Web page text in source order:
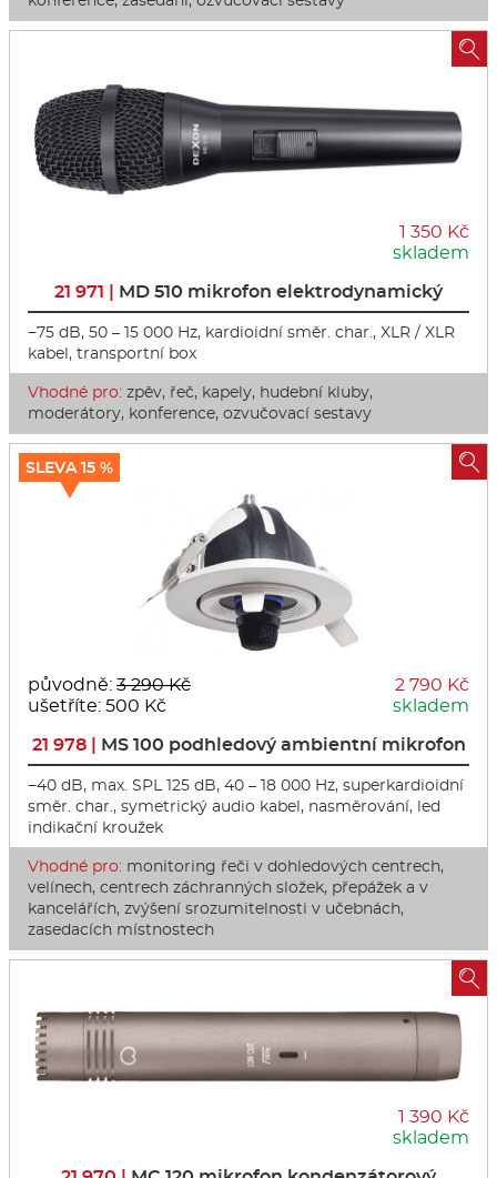
1 350 Kč
skladem
21 971 | MD 510 mikrofon elektrodynamický
−75 dB, 50 – 15 000 Hz, kardioidní směr. char., XLR / XLR
kabel, transportní box
Vhodné pro: zpěv, řeč, kapely, hudební kluby,
moderátory, konference, ozvučovací sestavy

původně: 3 290 Kč
ušetříte: 500 Kč
2 790 Kč
skladem
21 978 | MS 100 podhledový ambientní mikrofon
−40 dB, max. SPL 125 dB, 40 – 18 000 Hz, superkardioidní
směr. char., symetrický audio kabel, nasměrování, led
indikační kroužek
Vhodné pro: monitoring řeči v dohledových centrech,
velínech, centrech záchranných složek, přepážek a v
kancelářích, zvýšení srozumitelnosti v učebnách,
zasedacích místnostech
SLEVA 15 % 
1 390 Kč
skladem
